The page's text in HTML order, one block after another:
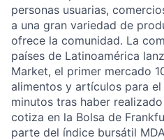
personas usuarias,
a una gran variedad de
ofrece la comunidad. La
países de Latinoamérica
Market, el primer mercado
alimentos y artículos para
minutos tras haber
cotiza en la Bolsa de
parte del índice bursátil